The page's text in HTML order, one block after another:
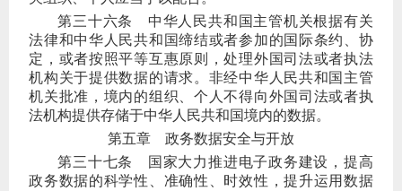
第三十六条
中华人民共和国主管机关根据有关
法律和中华人民共和国缔结或者参加的国际条约、协
定，或者按照平等互惠原则，处理外国司法或者执法
机构关于提供数据的请求。非经中华人民共和国主管
机关批准，境内的组织、个人不得向外国司法或者执
法机构提供存储于中华人民共和国境内的数据。
第五章 政务数据安全与开放
第三十七条
国家大力推进电子政务建设，提高
政务数据的科学性、准确性、时效性，提升运用数据